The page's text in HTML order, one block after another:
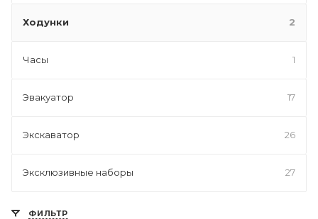
Ходунки 2
Часы 1
Эвакуатор 17
Экскаватор 26
Эксклюзивные наборы 27
ФИЛЬТР